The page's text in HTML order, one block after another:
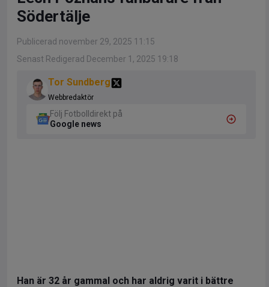
Södertälje
Publicerad november 29, 2025 11:15
Senast Redigerad December 1, 2025 19:18
Tor Sundberg
Webbredaktör
Följ Fotbolldirekt på
Google news
Han är 32 år gammal och har aldrig varit i bättre